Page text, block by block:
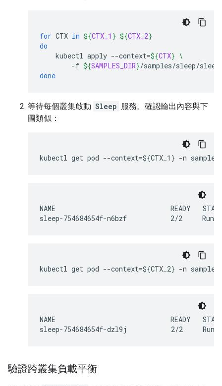
for CTX in ${CTX_1 } ${CTX_2}
do
kubectl apply --context=${CTX} \
-f ${SAMPLES_DIR}/samples/sleep/
done
等待每個叢集啟動 Sleep 服務。確認輸出內容與下
圖類似：
kubectl get pod --context=${CTX_1} -n sample
NAME                             READY   STATUS
sleep-754684654f-n6bzf           2/2
kubectl get pod --context=${CTX_2} -n sample
NAME                             READY   STATUS
sleep-754684654f-dzl9j           2/2
驗證跨叢集負載平衡